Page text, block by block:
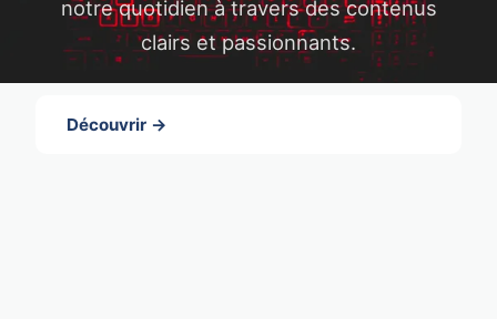
notre quotidien à travers des contenus
clairs et passionnants.
Découvrir →